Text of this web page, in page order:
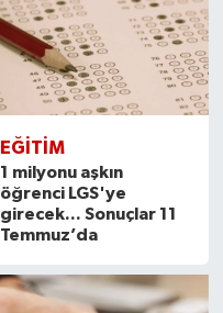
EĞITIM
1 milyonu aşkın
öğrenci LGS'ye
girecek... Sonuçlar 11
Temmuz’da